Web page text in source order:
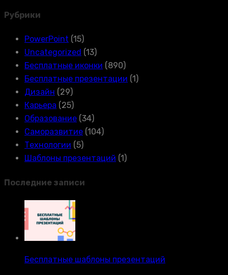
Рубрики
PowerPoint (15)
Uncategorized (13)
Бесплатные иконки (890)
Бесплатные презентации (1)
Дизайн (29)
Карьера (25)
Образование (34)
Саморазвитие (104)
Технологии (5)
Шаблоны презентаций (1)
Последние записи
Бесплатные шаблоны презентаций